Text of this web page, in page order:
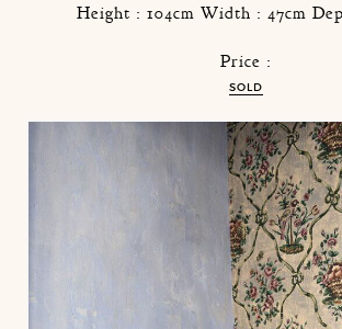
Height : 104cm Width : 47cm
Price :
SOLD